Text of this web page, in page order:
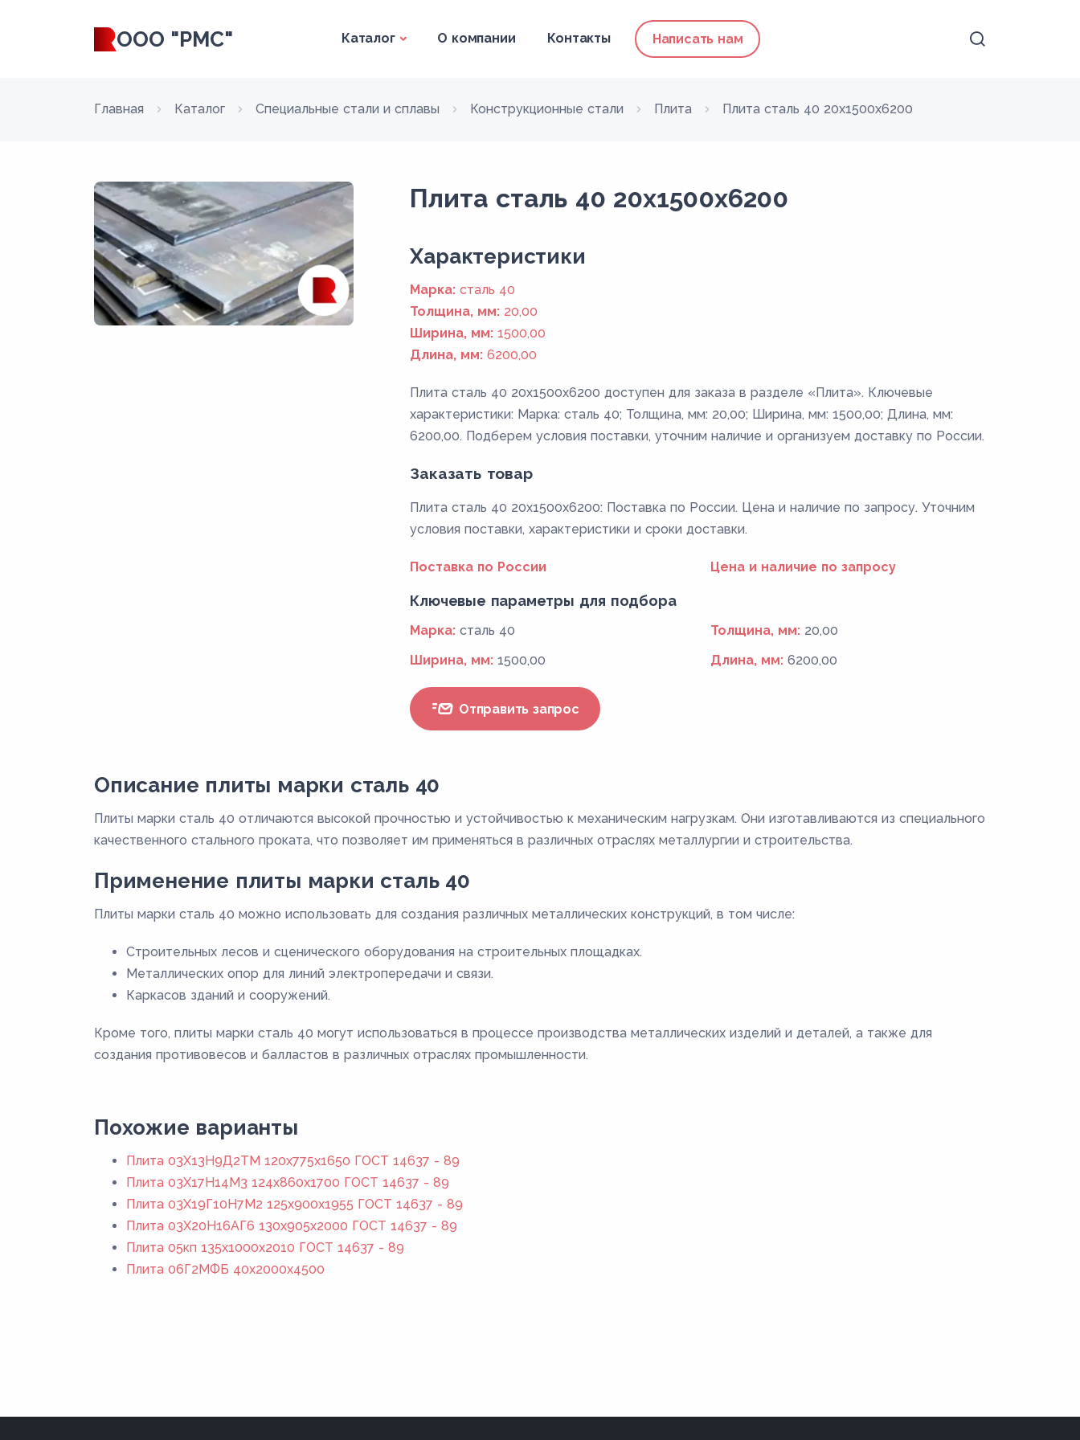
ООО "РМС" Каталог О компании Контакты Написать нам
Главная Каталог Специальные стали и сплавы Конструкционные стали Плита Плита сталь 40 20x1500x6200
Плита сталь 40 20x1500x6200
Xарактеристики
Марка: сталь 40
Толщина, мм: 20,00
Ширина, мм: 1500,00
Длина, мм: 6200,00
Плита сталь 40 20x1500x6200 доступен для заказа в разделе «Плита». Ключевые
характеристики: Марка: сталь 40; Толщина, мм: 20,00; Ширина, мм: 1500,00; Длина, мм:
6200,00. Подберем условия поставки, уточним наличие и организуем доставку по России.
Заказать товар
Плита сталь 40 20x1500x6200: Поставка по России. Цена и наличие по запросу. Уточним
условия поставки, характеристики и сроки доставки.
Поставка по России Цена и наличие по запросу
Ключевые параметры для подбора
Марка: сталь 40 Толщина, мм: 20,00
Ширина, мм: 1500,00 Длина, мм: 6200,00
Отправить запрос
Описание плиты марки сталь 40
Плиты марки сталь 40 отличаются высокой прочностью и устойчивостью к механическим нагрузкам. Они изготавливаются из специального
качественного стального проката, что позволяет им применяться в различных отраслях металлургии и строительства.
Применение плиты марки сталь 40
Плиты марки сталь 40 можно использовать для создания различных металлических конструкций, в том числе:
Строительных лесов и сценического оборудования на строительных площадках.
Металлических опор для линий электропередачи и связи.
Каркасов зданий и сооружений.
Кроме того, плиты марки сталь 40 могут использоваться в процессе производства металлических изделий и деталей, а также для
создания противовесов и балластов в различных отраслях промышленности.
Похожие варианты
Плита 03Х13Н9Д2ТМ 120x775x1650 ГОСТ 14637 - 89
Плита 03Х17Н14М3 124x860x1700 ГОСТ 14637 - 89
Плита 03Х19Г10Н7М2 125x900x1955 ГОСТ 14637 - 89
Плита 03Х20Н16АГ6 130x905x2000 ГОСТ 14637 - 89
Плита 05кп 135x1000x2010 ГОСТ 14637 - 89
Плита 06Г2МФБ 40x2000x4500